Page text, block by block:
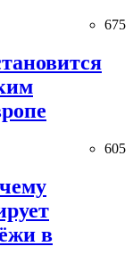
675
605
в